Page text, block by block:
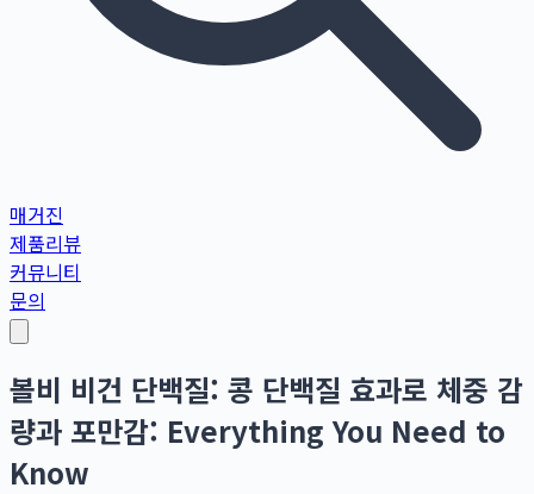
매거진
제품리뷰
커뮤니티
문의
볼비 비건 단백질: 콩 단백질 효과로 체중 감
량과 포만감: Everything You Need to
Know